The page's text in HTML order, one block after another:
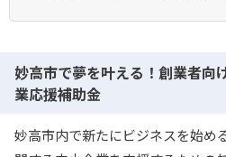
妙高市で夢を叶える！創業者向
業応援補助金
妙高市内で新たにビジネスを始め